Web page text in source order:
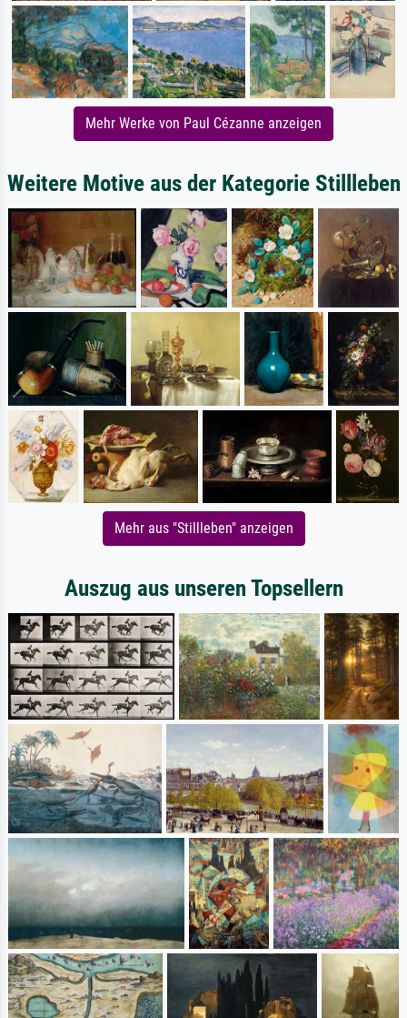
Mehr Werke von Paul Cézanne anzeigen
Weitere Motive aus der Kategorie Stillleben
Mehr aus "Stillleben" anzeigen
Auszug aus unseren Topsellern